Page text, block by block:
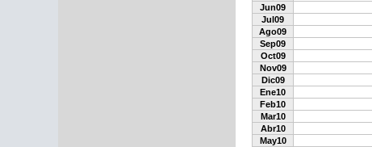
Jun09
Jul09
Ago09
Sep09
Oct09
Nov09
Dic09
Ene10
Feb10
Mar10
Abr10
May10